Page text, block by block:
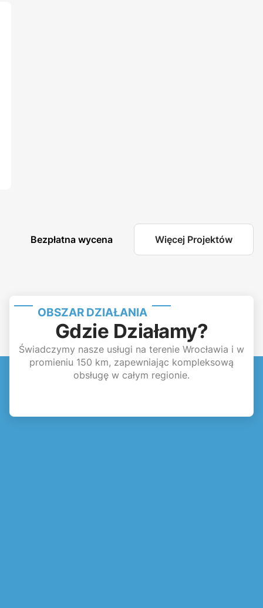
Bezpłatna wycena Więcej Projektów
OBSZAR DZIAŁANIA
Gdzie Działamy?
Świadczymy nasze usługi na terenie Wrocławia i w
promieniu 150 km, zapewniając kompleksową
obsługę w całym regionie.